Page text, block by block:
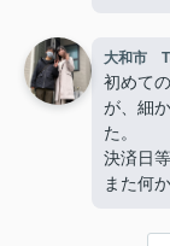
心感を
物件探
き、本
心から
今後も
す！(よ
大和市
初めて
が、細
た。
決済日
また何
さんの